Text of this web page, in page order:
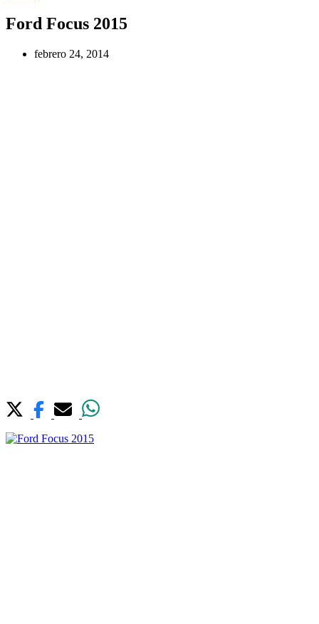
Ford Focus 2015
febrero 24, 2014